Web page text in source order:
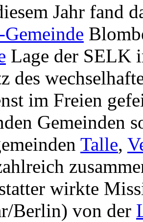
Jahr fand
Lage der SELK
des
im Freien
Gemeinden
Talle,
wirkte
Berlin) von der